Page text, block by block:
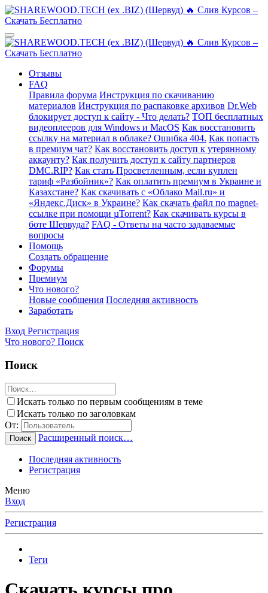
Отзывы
FAQ
Правила форума Инструкция по скачиванию
материалов Инструкция по распаковке архивов Dr.Web
блокирует доступ к сайту - Что делать? ТОП бесплатных
видеоплееров для Windows и MacOS Как восстановить
ссылку на материал в облаке? Ошибка 404. Как попасть
в премиум чат? Как восстановить доступ к утерянному
аккаунту? Как получить доступ к сайту партнеров
DMC.RIP? Как стать Просветленным, если куплен
тариф «Разбойник»? Как оплатить премиум в Украине и
Казахстане? Как скачивать с «Облако Mail.ru» и
«Яндекс.Диск» в Украине? Как скачать файл по magnet-
ссылке при помощи µTorrent? Как скачивать курсы в
боте Шервуда? FAQ - Ответы на часто задаваемые
вопросы
Помощь
Создать обращение
Форумы
Премиум
Что нового?
Новые сообщения Последняя активность
Заработать
Вход Регистрация
Что нового? Поиск
Поиск
Искать только по первым сообщениям в теме
Искать только по заголовкам
От:
Поиск Расширенный поиск…
Последняя активность
Регистрация
Меню
Вход
Регистрация
Теги